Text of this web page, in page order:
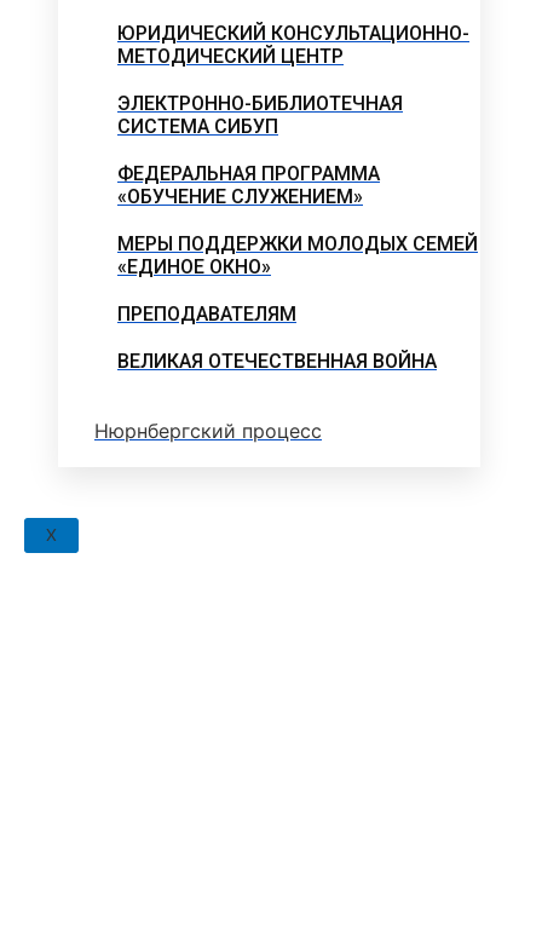
ЮРИДИЧЕСКИЙ КОНСУЛЬТАЦИОННО-
МЕТОДИЧЕСКИЙ ЦЕНТР
ЭЛЕКТРОННО-БИБЛИОТЕЧНАЯ
СИСТЕМА СИБУП
ФЕДЕРАЛЬНАЯ ПРОГРАММА
«ОБУЧЕНИЕ СЛУЖЕНИЕМ»
МЕРЫ ПОДДЕРЖКИ МОЛОДЫХ СЕМЕЙ
«ЕДИНОЕ ОКНО»
ПРЕПОДАВАТЕЛЯМ
ВЕЛИКАЯ ОТЕЧЕСТВЕННАЯ ВОЙНА
Нюрнбергский процесс
X